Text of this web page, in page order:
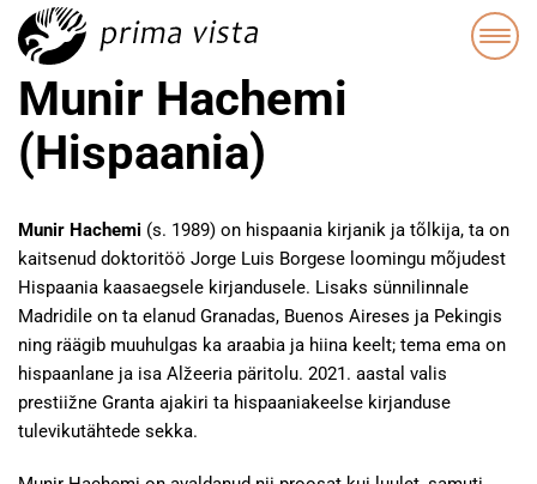
Munir Hachemi
(Hispaania)
Munir Hachemi (s. 1989) on hispaania kirjanik ja tõlkija, ta on
kaitsenud doktoritöö Jorge Luis Borgese loomingu mõjudest
Hispaania kaasaegsele kirjandusele. Lisaks sünnilinnale
Madridile on ta elanud Granadas, Buenos Aireses ja Pekingis
ning räägib muuhulgas ka araabia ja hiina keelt; tema ema on
hispaanlane ja isa Alžeeria päritolu. 2021. aastal valis
prestiižne Granta ajakiri ta hispaaniakeelse kirjanduse
tulevikutähtede sekka.